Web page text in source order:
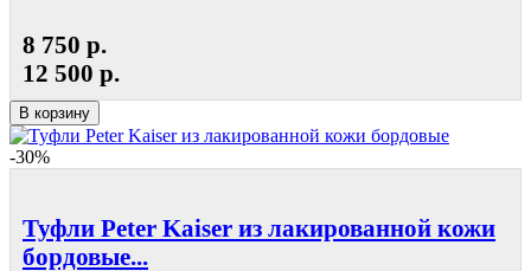
8 750 р.
12 500 р.
В корзину
-30%
Туфли Peter Kaiser из лакированной кожи
бордовые...